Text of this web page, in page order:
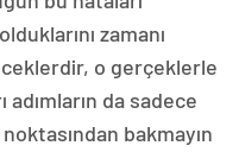
zamanı
o gerçeklerle
adımların da sadece
bakmayın